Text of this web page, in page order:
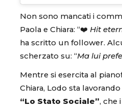
Non sono mancati i
Paola e Chiara: “❤️ Hit
ha scritto un follower.
scherzato su: “Ma lui
Mentre si esercita al
Chiara, Lodo sta lavorando
“Lo Stato Sociale”, che